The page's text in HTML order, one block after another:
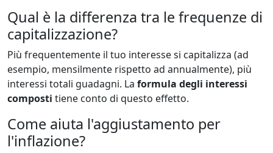
Qual è la differenza tra le frequenze di
capitalizzazione?
Più frequentemente il tuo interesse si capitalizza (ad
esempio, mensilmente rispetto ad annualmente), più
interessi totali guadagni. La formula degli interessi
composti tiene conto di questo effetto.
Come aiuta l'aggiustamento per
l'inflazione?